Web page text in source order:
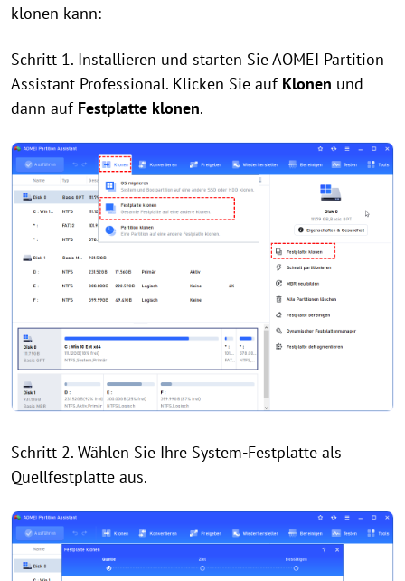
klonen kann:
Schritt 1. Installieren und starten Sie AOMEI Partition
Assistant Professional. Klicken Sie auf Klonen und
dann auf Festplatte klonen.
Schritt 2. Wählen Sie Ihre System-Festplatte als
Quellfestplatte aus.